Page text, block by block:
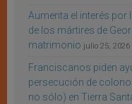
Aumenta el interés por
de los mártires de
matrimonio julio 25, 2026
Franciscanos piden
persecución de
no sólo) en Tierra